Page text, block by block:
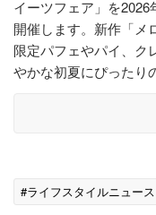
イーツフェア」を
開催します。新作「メ
限定パフェやパイ、ク
やかな初夏にぴったり
#ライフスタイルニュース